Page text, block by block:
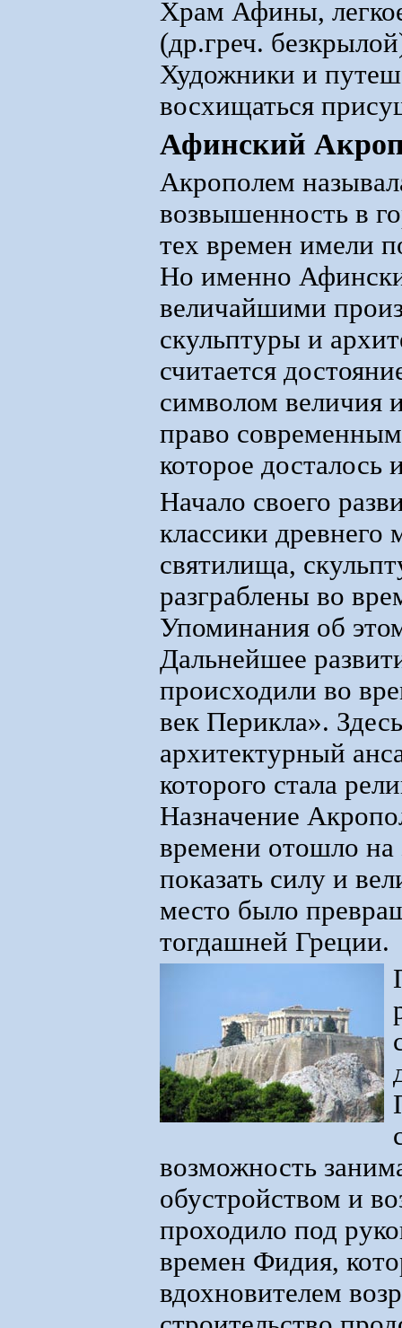
Храм Афины,
(др.греч.
Художники и
восхищаться
Афинский
Акрополем
возвышенность в
тех времен имели
Но именно
величайшими
скульптуры и
считается
символом величия
право
которое досталось
Начало своего
классики
святилища,
разграблены во
Упоминания об
Дальнейшее
происходили во
век Перикла».
архитектурный
которого стала
Назначение
времени отошло на
показать силу и
место было
тогдашней Греции.
возможность
обустройством и
проходило под
времен Фидия,
вдохновителем